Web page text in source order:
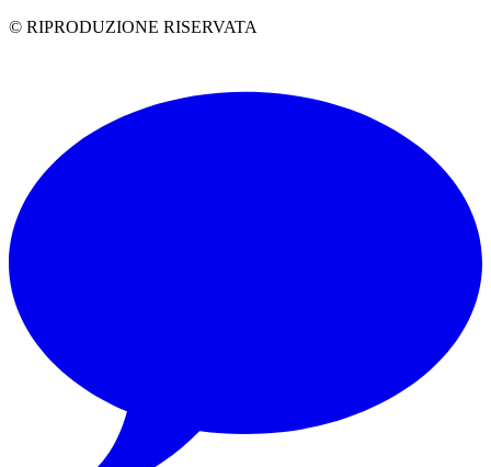
© RIPRODUZIONE RISERVATA